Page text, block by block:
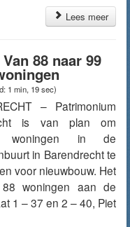
Lees meer
88 naar 99
1 min, 19 sec)
– Patrimonium
is van plan om
woningen in de
in Barendrecht te
voor nieuwbouw. Het
woningen aan de
1 – 37 en 2 – 40, Piet